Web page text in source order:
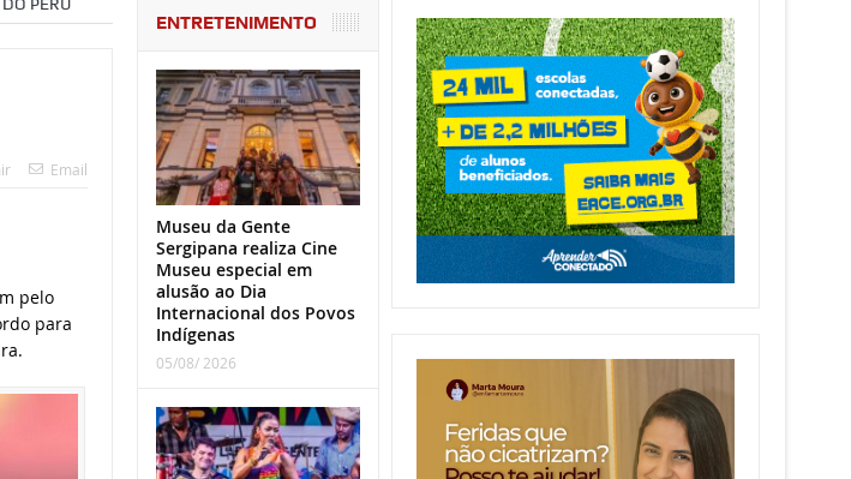
Email
pelo
para
ENTRETENIMENTO
Museu da Gente
Sergipana realiza Cine
Museu especial em
alusão ao Dia
Internacional dos Povos
Indígenas
05/08/ 2026